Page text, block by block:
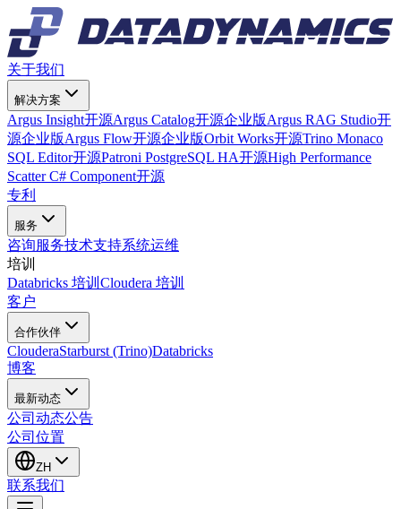
关于我们
解决方案
Argus Insight开源Argus Catalog开源企业版Argus RAG Studio开
源企业版Argus Flow开源企业版Orbit Works开源Trino Monaco
SQL Editor开源Patroni PostgreSQL HA开源High Performance
Scatter C# Component开源
专利
服务
咨询服务技术支持系统运维
培训
Databricks 培训 Cloudera 培训
客户
合作伙伴
ClouderaStarburst (Trino)Databricks
博客
最新动态
公司动态公告
公司位置
ZH
联系我们